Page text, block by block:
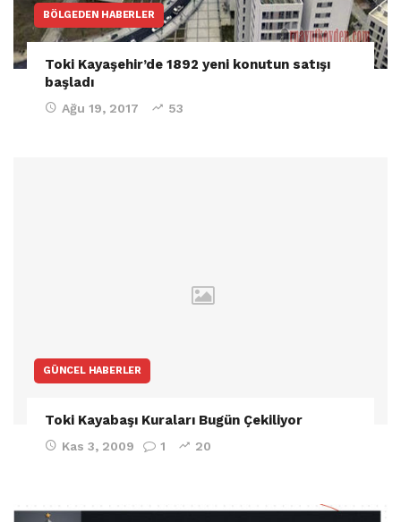
BÖLGEDEN HABERLER
Toki Kayaşehir’de 1892 yeni konutun satışı
başladı
Ağu 19, 2017 53
GÜNCEL HABERLER
Toki Kayabaşı Kuraları Bugün Çekiliyor
Kas 3, 2009 1 20